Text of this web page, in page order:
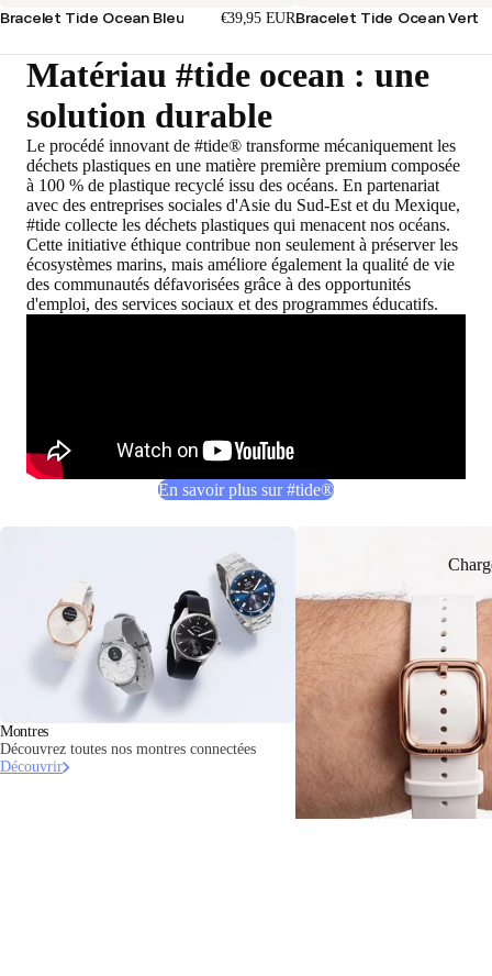
Bracelet Tide Ocean Bleu €39,95 EURBracelet Tide Ocean Vert
Matériau #tide ocean : une
solution durable
Le procédé innovant de #tide® transforme mécaniquement les
déchets plastiques en une matière première premium composée
à 100 % de plastique recyclé issu des océans. En partenariat
avec des entreprises sociales d'Asie du Sud-Est et du Mexique,
#tide collecte les déchets plastiques qui menacent nos océans.
Cette initiative éthique contribue non seulement à préserver les
écosystèmes marins, mais améliore également la qualité de vie
des communautés défavorisées grâce à des opportunités
d'emploi, des services sociaux et des programmes éducatifs.
En savoir plus sur #tide®
Montres
Découvrez toutes nos montres connectées
Découvrir